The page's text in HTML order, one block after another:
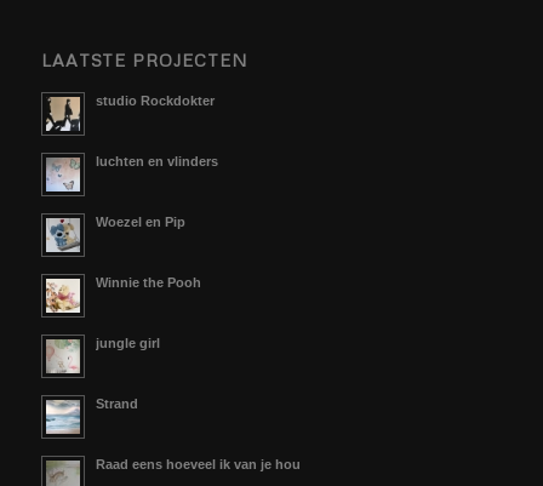
LAATSTE PROJECTEN
studio Rockdokter
luchten en vlinders
Woezel en Pip
Winnie the Pooh
jungle girl
Strand
Raad eens hoeveel ik van je hou